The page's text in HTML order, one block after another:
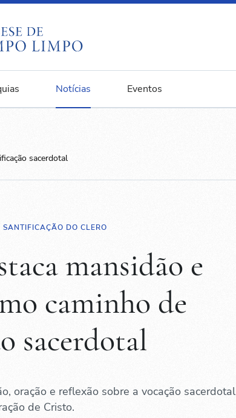
Notícias Eventos
sacerdotal
DO CLERO
mansidão e
caminho de
sacerdotal
oração e reflexão sobre a vocação sacerdotal
de Cristo.